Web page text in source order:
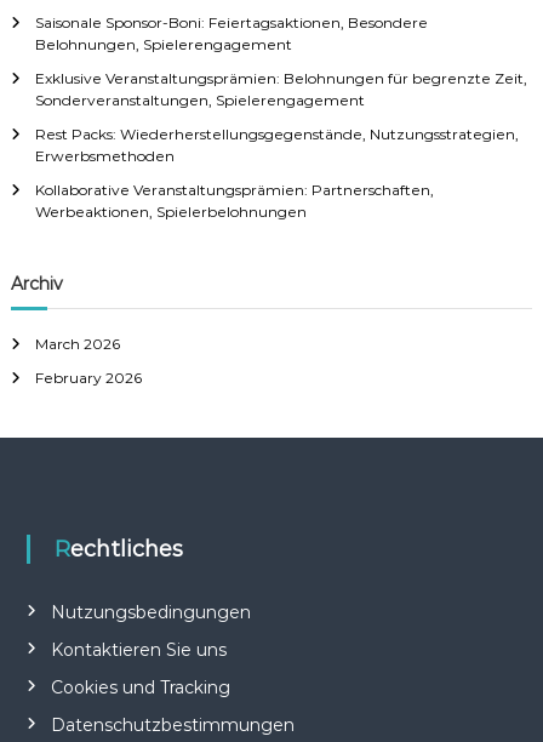
o
n
r
Saisonale Sponsor-Boni: Feiertagsaktionen, Besondere
Belohnungen, Spielerengagement
Exklusive Veranstaltungsprämien: Belohnungen für begrenzte Zeit,
Sonderveranstaltungen, Spielerengagement
Rest Packs: Wiederherstellungsgegenstände, Nutzungsstrategien,
Erwerbsmethoden
Kollaborative Veranstaltungsprämien: Partnerschaften,
Werbeaktionen, Spielerbelohnungen
Archiv
March 2026
February 2026
Rechtliches
Nutzungsbedingungen
Kontaktieren Sie uns
Cookies und Tracking
Datenschutzbestimmungen